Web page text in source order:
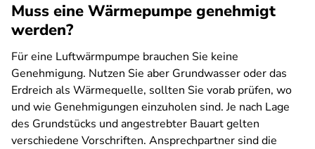
Muss eine Wärmepumpe genehmigt
werden?
Für eine Luftwärmpumpe brauchen Sie keine
Genehmigung. Nutzen Sie aber Grundwasser oder das
Erdreich als Wärmequelle, sollten Sie vorab prüfen, wo
und wie Genehmigungen einzuholen sind. Je nach Lage
des Grundstücks und angestrebter Bauart gelten
verschiedene Vorschriften. Ansprechpartner sind die